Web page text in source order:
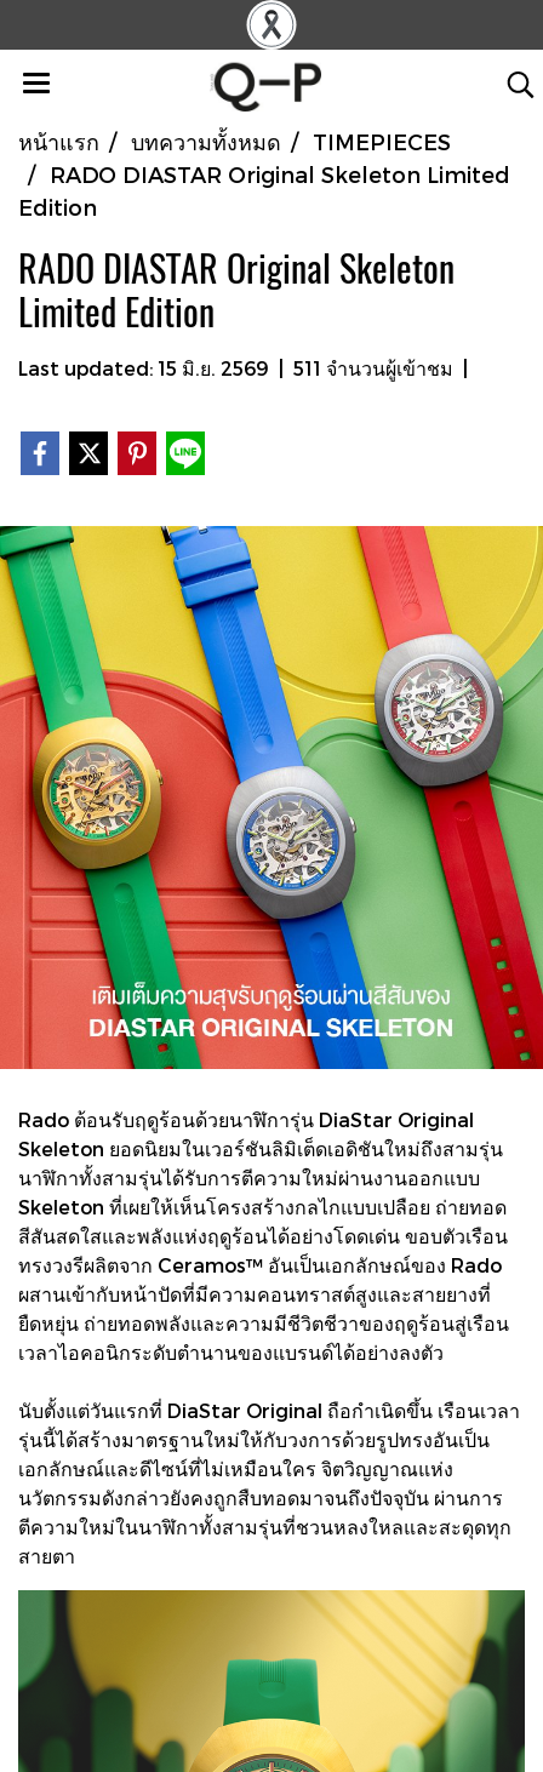
หน้าแรก บทความทั้งหมด
TIMEPIECES
RADO DIASTAR Original Skeleton Limited
Edition
RADO DIASTAR Original Skeleton
Limited Edition
Last updated: 15 มิ.ย. 2569 511 จำนวนผู้เข้าชม
Rado ต้อนรับฤดูร้อนด้วยนาฬิการุ่น DiaStar Original
Skeleton ยอดนิยมในเวอร์ชันลิมิเต็ดเอดิชันใหม่ถึงสามรุ่น
นาฬิกาทั้งสามรุ่นได้รับการตีความใหม่ผ่านงานออกแบบ
Skeleton ที่เผยให้เห็นโครงสร้างกลไกแบบเปลือย ถ่ายทอด
สีสันสดใสและพลังแห่งฤดูร้อนได้อย่างโดดเด่น ขอบตัวเรือน
ทรงวงรีผลิตจาก Ceramos™ อันเป็นเอกลักษณ์ของ Rado
ผสานเข้ากับหน้าปัดที่มีความคอนทราสต์สูงและสายยางที่
ยืดหยุ่น ถ่ายทอดพลังและความมีชีวิตชีวาของฤดูร้อนสู่เรือน
เวลาไอคอนิกระดับตำนานของแบรนด์ได้อย่างลงตัว
นับตั้งแต่วันแรกที่ DiaStar Original ถือกำเนิดขึ้น เรือนเวลา
รุ่นนี้ได้สร้างมาตรฐานใหม่ให้กับวงการด้วยรูปทรงอันเป็น
เอกลักษณ์และดีไซน์ที่ไม่เหมือนใคร จิตวิญญาณแห่ง
นวัตกรรมดังกล่าวยังคงถูกสืบทอดมาจนถึงปัจจุบัน ผ่านการ
ตีความใหม่ในนาฬิกาทั้งสามรุ่นที่ชวนหลงใหลและสะดุดทุก
สายตา